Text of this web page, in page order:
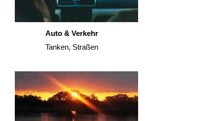
Auto & Verkehr
Tanken, Straßen